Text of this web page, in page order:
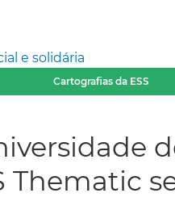
e solidária
Cartografias da ESS
Thematic